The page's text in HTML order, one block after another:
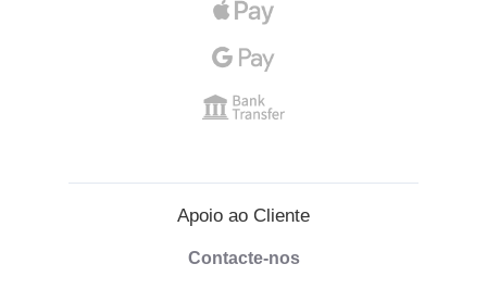
Apoio ao Cliente
Contacte-nos